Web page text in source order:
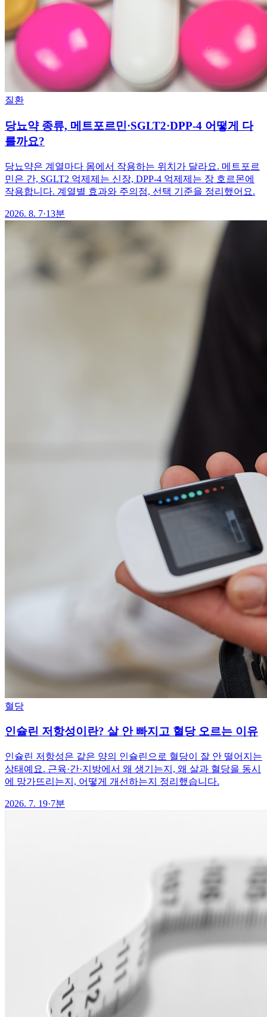
질환
당뇨약 종류, 메트포르민·SGLT2·DPP-4 어떻게 다
를까요?
당뇨약은 계열마다 몸에서 작용하는 위치가 달라요. 메트포르
민은 간, SGLT2 억제제는 신장, DPP-4 억제제는 장 호르몬에
작용합니다. 계열별 효과와 주의점, 선택 기준을 정리했어요.
2026. 8. 7·13분
혈당
인슐린 저항성이란? 살 안 빠지고 혈당 오르는 이유
인슐린 저항성은 같은 양의 인슐린으로 혈당이 잘 안 떨어지는
상태예요. 근육·간·지방에서 왜 생기는지, 왜 살과 혈당을 동시
에 망가뜨리는지, 어떻게 개선하는지 정리했습니다.
2026. 7. 19·7분